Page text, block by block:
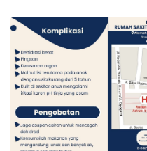
Ciri-ciri ISK pada Wanita : 1. Rasa sakit atau
terbakar saat buang air kecil 2. Frekuensi
kecil yang lebih sering 3. Urine berbau dan punya
warna yang berbeda dari biasanya
atau perut bagian bawah 5. Demam 6. Menggigil 7.